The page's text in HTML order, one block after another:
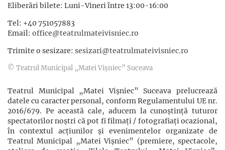
Eliberări bilete: Luni-Vineri între 13:00-16:00
Tel: +40 751057883
Email: office@teatrulmateivisniec.ro
Trimite o sesizare: sesizari@teatrulmateivisniec.ro
© Teatrul Municipal „Matei Vișniec” Suceava
Teatrul Municipal „Matei Vișniec” Suceava prelucrează
datele cu caracter personal, conform Regulamentului UE nr.
2016/679. Pe această cale, aducem la cunoștință tuturor
spectatorilor noștri că pot fi filmaţi / fotografiaţi ocazional,
în contextul acţiunilor şi evenimentelor organizate de
Teatrul Municipal „Matei Vișniec” (premiere, spectacole,